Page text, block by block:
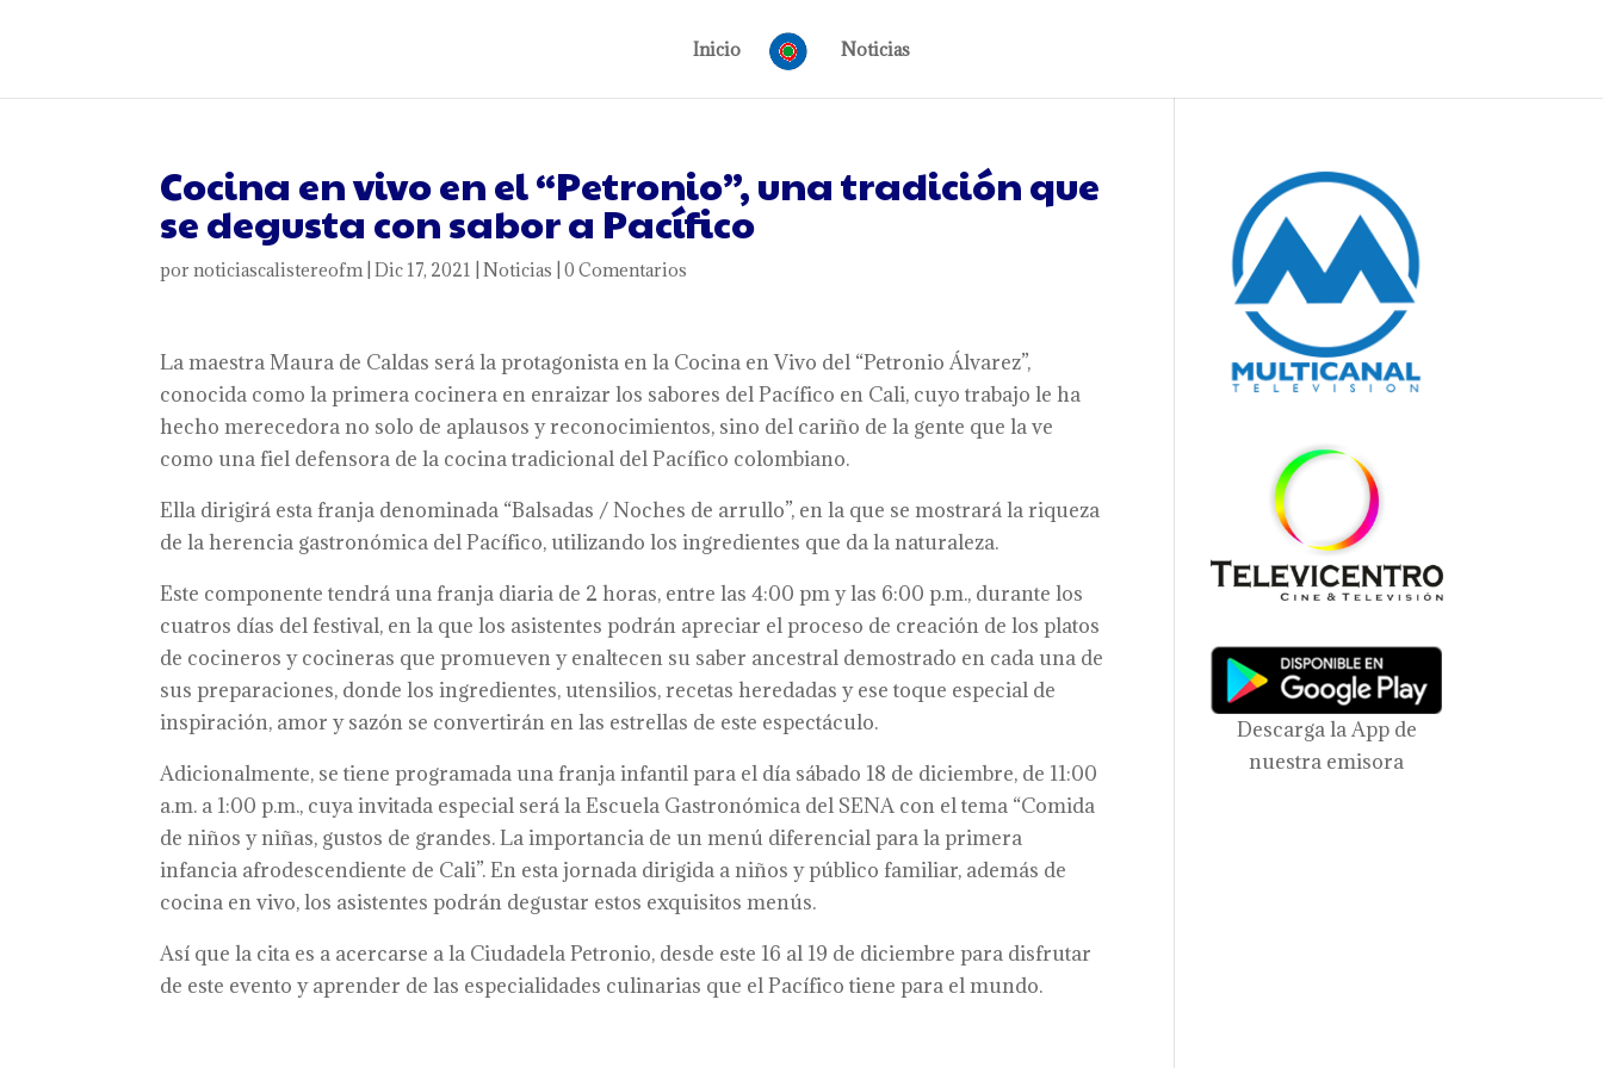
Inicio Noticias
Cocina en vivo en el “Petronio”, una tradición que
se degusta con sabor a Pacífico
pornoticiascalistereofm|Dic 17, 2021 |Noticias |0 Comentarios
La maestra Maura de Caldas será la protagonista en la Cocina en Vivo del “Petronio Álvarez”,
conocida como la primera cocinera en enraizar los sabores del Pacífico en Cali, cuyo trabajo le ha
hecho merecedora no solo de aplausos y reconocimientos, sino del cariño de la gente que la ve
como una fiel defensora de la cocina tradicional del Pacífico colombiano.
Ella dirigirá esta franja denominada “Balsadas / Noches de arrullo”, en la que se mostrará la riqueza
de la herencia gastronómica del Pacífico, utilizando los ingredientes que da la naturaleza.
Este componente tendrá una franja diaria de 2 horas, entre las 4:00 pm y las 6:00 p.m., durante los
cuatros días del festival, en la que los asistentes podrán apreciar el proceso de creación de los platos
de cocineros y cocineras que promueven y enaltecen su saber ancestral demostrado en cada una de
sus preparaciones, donde los ingredientes, utensilios, recetas heredadas y ese toque especial de
inspiración, amor y sazón se convertirán en las estrellas de este espectáculo.
Adicionalmente, se tiene programada una franja infantil para el día sábado 18 de diciembre, de 11:00
a.m. a 1:00 p.m., cuya invitada especial será la Escuela Gastronómica del SENA con el tema “Comida
de niños y niñas, gustos de grandes. La importancia de un menú diferencial para la primera
infancia afrodescendiente de Cali”. En esta jornada dirigida a niños y público familiar, además de
cocina en vivo, los asistentes podrán degustar estos exquisitos menús.
Así que la cita es a acercarse a la Ciudadela Petronio, desde este 16 al 19 de diciembre para disfrutar
de este evento y aprender de las especialidades culinarias que el Pacífico tiene para el mundo.
Descarga la App de
nuestra emisora